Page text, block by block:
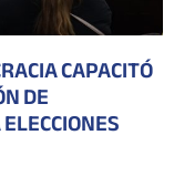
CAPACITÓ
DE